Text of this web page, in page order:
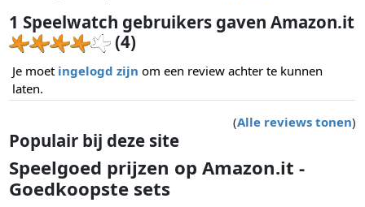
1 Speelwatch gebruikers gaven Amazon.it
(4)
Je moet ingelogd zijn om een review achter te kunnen
laten.
(Alle reviews tonen)
Populair bij deze site
Speelgoed prijzen op Amazon.it -
Goedkoopste sets